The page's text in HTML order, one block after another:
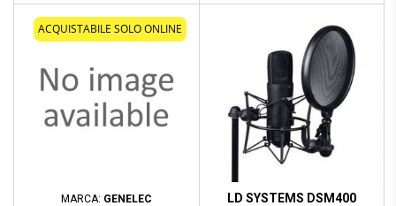
ACQUISTABILE SOLO ONLINE
MARCA: GENELEC LD SYSTEMS DSM400